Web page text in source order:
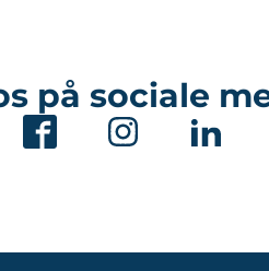
på sociale